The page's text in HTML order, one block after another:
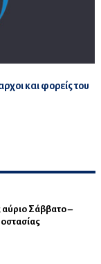
και φορείς του
Σάββατο –